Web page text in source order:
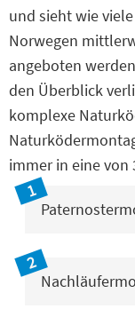
und sieht wie
Norwegen
angeboten
den Überblick
komplexe
immer in eine von